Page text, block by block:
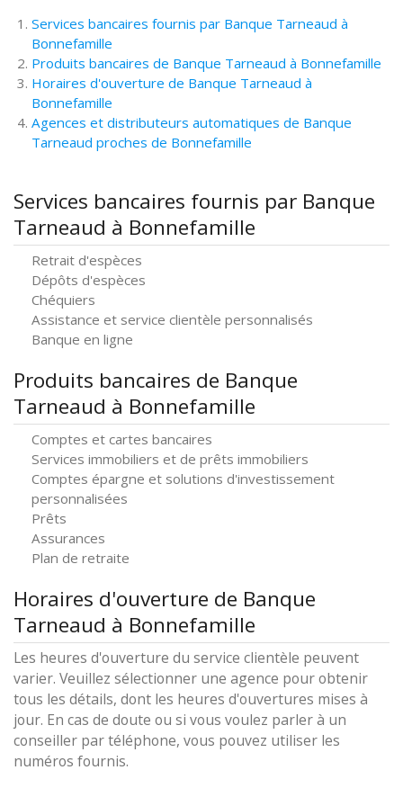
Services bancaires fournis par Banque Tarneaud à
Bonnefamille
Produits bancaires de Banque Tarneaud à Bonnefamille
Horaires d'ouverture de Banque Tarneaud à
Bonnefamille
Agences et distributeurs automatiques de Banque
Tarneaud proches de Bonnefamille
Services bancaires fournis par Banque
Tarneaud à Bonnefamille
Retrait d'espèces
Dépôts d'espèces
Chéquiers
Assistance et service clientèle personnalisés
Banque en ligne
Produits bancaires de Banque
Tarneaud à Bonnefamille
Comptes et cartes bancaires
Services immobiliers et de prêts immobiliers
Comptes épargne et solutions d'investissement
personnalisées
Prêts
Assurances
Plan de retraite
Horaires d'ouverture de Banque
Tarneaud à Bonnefamille
Les heures d'ouverture du service clientèle peuvent
varier. Veuillez sélectionner une agence pour obtenir
tous les détails, dont les heures d'ouvertures mises à
jour. En cas de doute ou si vous voulez parler à un
conseiller par téléphone, vous pouvez utiliser les
numéros fournis.